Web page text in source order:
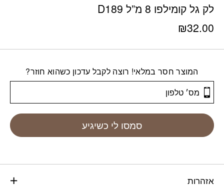
לק גל קומילפו 8 מ”ל D189
₪32.00
המוצר חסר במלאי! רוצה לקבל עדכון כשהוא חוזר?
סמסו לי כשיגיע
אזהרות